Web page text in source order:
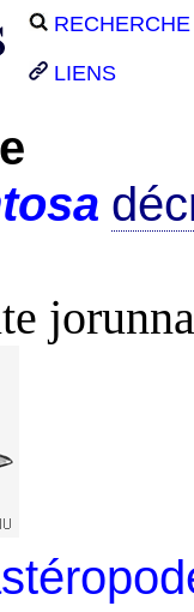
RECHERCHE
LIENS
jorunna